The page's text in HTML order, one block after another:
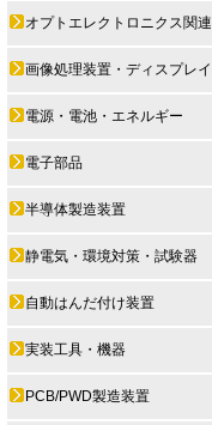
オプトエレクトロニクス関連
画像処理装置・ディスプレイ
電源・電池・エネルギー
電子部品
半導体製造装置
静電気・環境対策・試験器
自動はんだ付け装置
実装工具・機器
PCB/PWD製造装置